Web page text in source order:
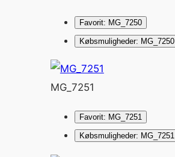
Favorit: MG_7250
Købsmuligheder: MG_7250
MG_7251
Favorit: MG_7251
Købsmuligheder: MG_7251